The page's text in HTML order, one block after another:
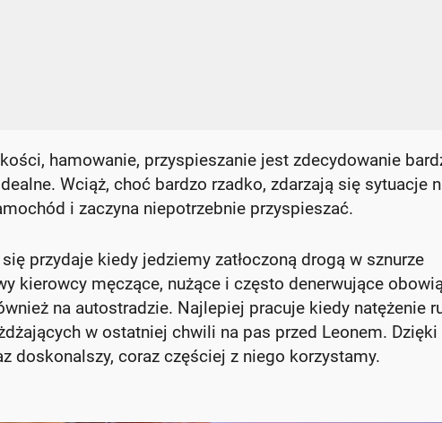
hamowanie, przyspieszanie jest zdecydowanie
Wciąż, choć bardzo rzadko, zdarzają się sytuacje
i zaczyna niepotrzebnie przyspieszać.
przydaje kiedy jedziemy zatłoczoną drogą w sznurze
kierowcy męczące, nużące i często denerwujące
na autostradzie. Najlepiej pracuje kiedy natężenie
w ostatniej chwili na pas przed Leonem. Dzięki
doskonalszy, coraz częściej z niego korzystamy.